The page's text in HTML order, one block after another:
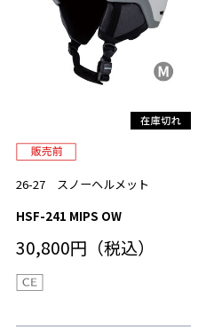
26-27 スノーヘルメット
HSF-241 MIPS OW
30,800円（税込）